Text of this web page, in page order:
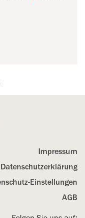
Impressum
Datenschutz­erklärung
Einstellungen
AGB